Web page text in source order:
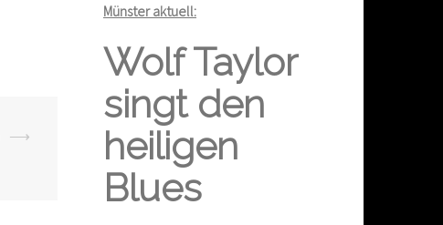
⟶
Münster aktuell:
Wolf Taylor
singt den
heiligen
Blues